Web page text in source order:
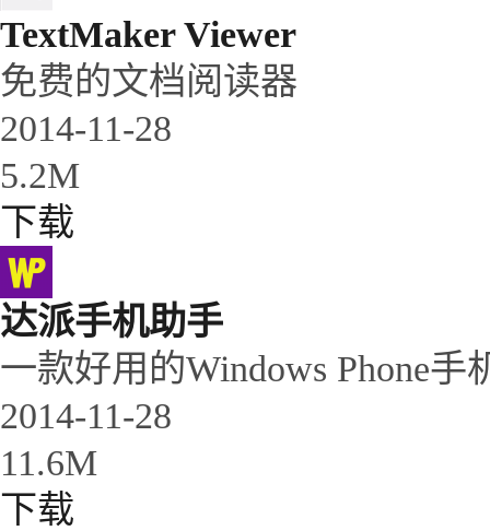
TextMaker Viewer
免费的文档阅读器
2014-11-28
5.2M
下载
达派手机助手
一款好用的Windows Phone手
2014-11-28
11.6M
下载